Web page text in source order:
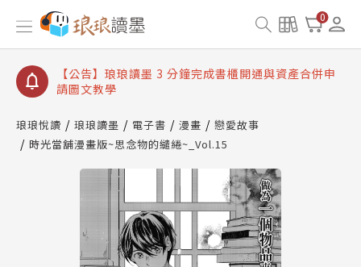
0
【公告】琅琅讀墨數位閱讀資產合併與書櫃開通申請
【公告】琅琅讀墨書櫃開通常見問題
【公告】琅琅讀墨 3 分鐘完成書櫃開通與資產合併申
請圖文教學
查詢
【公告】琅琅讀墨數位閱讀資產合併與書櫃開通申請
琅琅悅讀 琅琅讀墨 電子書 漫畫
戀愛故事
時光當舖漫畫版~思念物的繾綣~_Vol.15